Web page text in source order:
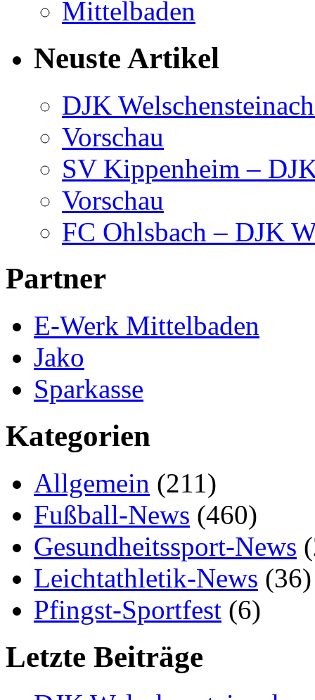
Neuste Artikel
DJK
Vorschau
SV Kippenheim –
Vorschau
FC Ohlsbach – DJK
Partner
E-Werk Mittelbaden
Jako
Sparkasse
Kategorien
Allgemein (211)
Fußball-News (460)
Gesundheitssport-News
Leichtathletik-News (36)
Pfingst-Sportfest (6)
Letzte Beiträge